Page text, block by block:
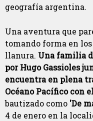
geografía argentina.
Una aventura que
tomando forma en
llanura. Una familia
por Hugo Gassioles
encuentra en plena
Océano Pacífico con
bautizado como 'De
4 de enero en la